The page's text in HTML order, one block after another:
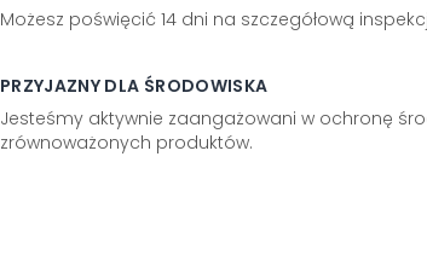
Możesz poświęcić 14 dni na szczegółową
PRZYJAZNY DLA ŚRODOWISKA
Jesteśmy aktywnie zaangażowani w ochronę
zrównoważonych produktów.